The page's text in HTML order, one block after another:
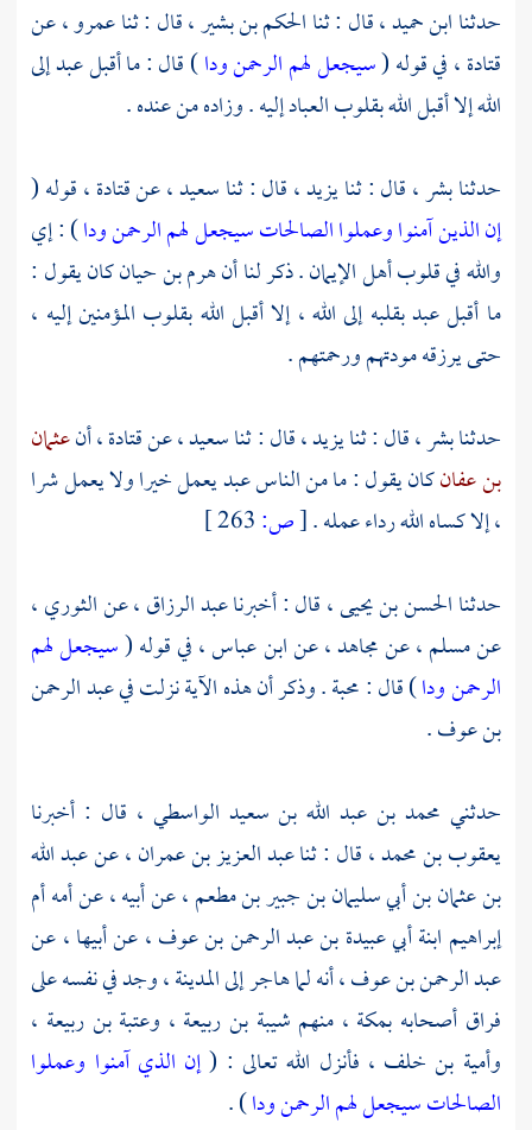
حدثناابن حميد ،قال : ثناالحكم بن بشير ،قال : ثناعمرو ،عن
قتادة ،في قوله (سيجعل لهم الرحمن ودا) قال : ما أقبل عبد إلى
الله إلا أقبل الله بقلوب العباد إليه . وزاده من عنده .
حدثنابشر ،قال : ثنايزيد ،قال : ثناسعيد ،عنقتادة، قوله (
إن الذين آمنوا وعملوا الصالحات سيجعل لهم الرحمن ودا) : إي
والله في قلوب أهل الإيمان . ذكر لنا أنهرم بن حيانكان يقول :
ما أقبل عبد بقلبه إلى الله ، إلا أقبل الله بقلوب المؤمنين إليه ،
حتى يرزقه مودتهم ورحمتهم .
حدثنابشر ،قال : ثنايزيد ،قال : ثناسعيد ،عنقتادة ،أنعثمان
بن عفانكان يقول : ما من الناس عبد يعمل خيرا ولا يعمل شرا
، إلا كساه الله رداء عمله .[ص:
حدثناالحسن بن يحيى ،قال : أخبرناعبد الرزاق ،عنالثوري ،
عنمسلم ،عنمجاهد ،عنابن عباس ،في قوله (سيجعل لهم
الرحمن ودا) قال : محبة . وذكر أن هذه الآية نزلت فيعبد الرحمن
بن عوف.
حدثني محمد بن عبد الله بن سعيد الواسطي ، قال : أخبرنا
يعقوب بن محمد، قال : ثناعبد العزيز بن عمران ،عنعبد الله
بن عثمان بن أبي سليمان بن جبير بن مطعم ،عن أبيه ، عن أمهأم
إبراهيم ابنة أبي عبيدة بن عبد الرحمن بن عوف، عن أبيها ، عن
عبد الرحمن بن عوف ،أنه لما هاجر إلى المدينة ، وجد في نفسه على
فراق أصحابه بمكة ، منهم شيبة بن ربيعة ، وعتبة بن ربيعة ،
وأمية بن خلف ، فأنزل الله تعالى : (إن الذي آمنوا وعملوا
الصالحات سيجعل لهم الرحمن ودا) .